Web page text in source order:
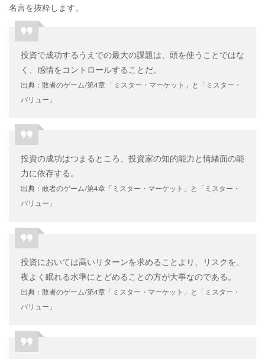
名言を抜粋します。
投資で成功するうえでの最大の課題は、頭を使うことではな
く、感情をコントロールすることだ。
出典：敗者のゲーム/第4章 「ミスター・マーケット」と「ミスター・
バリュー」
投資の成功はつまるところ、投資家の知的能力と情緒面の能
力に依存する。
出典：敗者のゲーム/第4章「ミスター・マーケット」と「ミスター・
バリュー」
投資においては高いリターンを求めることより、リスクを、
夜よく眠れる水準にとどめることの方が大事なのである。
出典：敗者のゲーム/第4章「ミスター・マーケット」と「ミスター・
バリュー」